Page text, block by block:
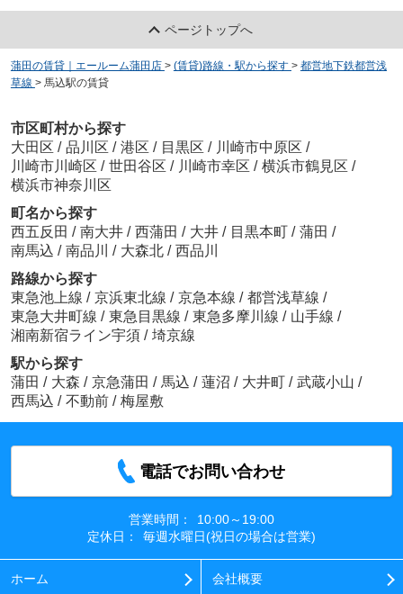
ページトップへ
蒲田の賃貸｜エールーム蒲田店 > (賃貸)路線・駅から探す > 都営地下鉄都営浅
草線 > 馬込駅の賃貸
市区町村から探す
大田区 / 品川区 / 港区 / 目黒区 / 川崎市中原区 /
川崎市川崎区 / 世田谷区 / 川崎市幸区 / 横浜市鶴見区 /
横浜市神奈川区
町名から探す
西五反田 / 南大井 / 西蒲田 / 大井 / 目黒本町 / 蒲田 /
南馬込 / 南品川 / 大森北 / 西品川
路線から探す
東急池上線 / 京浜東北線 / 京急本線 / 都営浅草線 /
東急大井町線 / 東急目黒線 / 東急多摩川線 / 山手線 /
湘南新宿ライン宇須 / 埼京線
駅から探す
蒲田 / 大森 / 京急蒲田 / 馬込 / 蓮沼 / 大井町 / 武蔵小山 /
西馬込 / 不動前 / 梅屋敷
電話でお問い合わせ
営業時間：
10:00～19:00
定休日：
毎週水曜日(祝日の場合は営業)
ホーム 会社概要